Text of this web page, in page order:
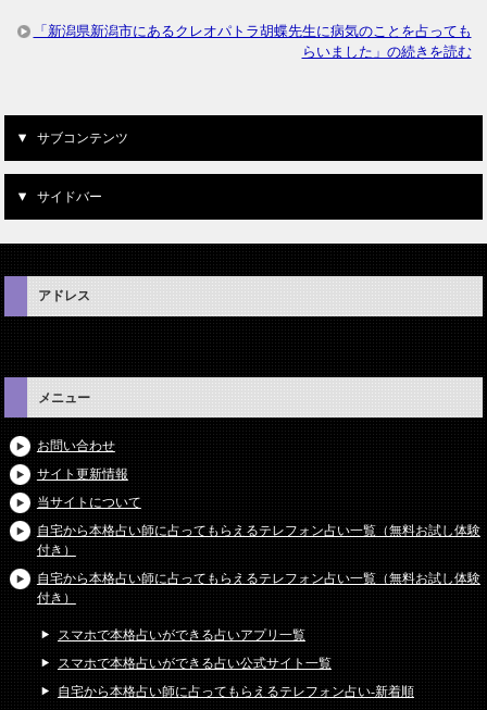
「新潟県新潟市にあるクレオパトラ胡蝶先生に病気のことを占っても
らいました」の続きを読む
サブコンテンツ
サイドバー
アドレス
メニュー
お問い合わせ
サイト更新情報
当サイトについて
自宅から本格占い師に占ってもらえるテレフォン占い一覧（無料お試し体験
付き）
自宅から本格占い師に占ってもらえるテレフォン占い一覧（無料お試し体験
付き）
スマホで本格占いができる占いアプリ一覧
スマホで本格占いができる占い公式サイト一覧
自宅から本格占い師に占ってもらえるテレフォン占い-新着順